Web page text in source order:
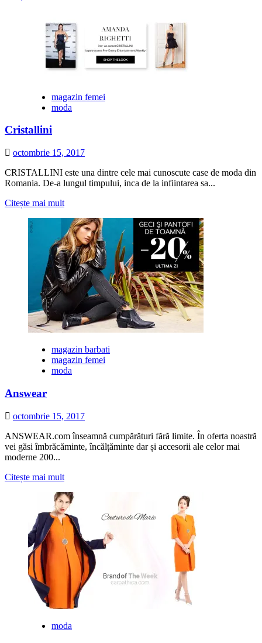
despre
Cosmetics
Beauty
Hair
2019
frumuseții
se
magazin femei
moda
Cristallini
octombrie 15, 2017
CRISTALLINI este una dintre cele mai cunoscute case de moda din
Romania. De-a lungul timpului, inca de la infiintarea sa...
Citește mai multCitește
multe
despre
Cristallini
magazin barbati
magazin femei
moda
Answear
octombrie 15, 2017
ANSWEAR.com înseamnă cumpărături fără limite. În oferta noastră
vei găsi îmbrăcăminte, încălțăminte dar și accesorii ale celor mai
moderne 200...
Citește mai multCitește
multe
despre
Answear
moda